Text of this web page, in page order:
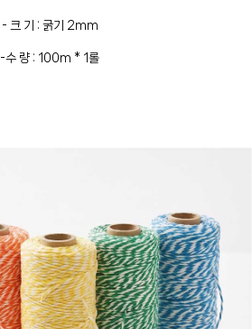
- 크 기 : 굵기 2mm
-수 량 : 100m * 1롤